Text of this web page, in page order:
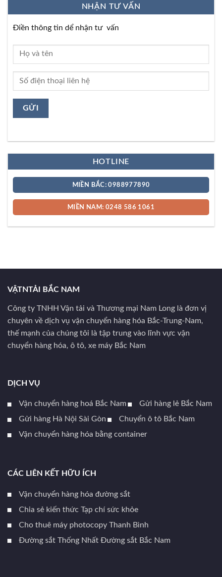
NHẬN TƯ VẤN
Điền thông tin dể nhận tư vấn
HOTLINE
MIỀN BẮC: 0988977890
MIỀN NAM: 0248 586 1061
VẬTNTẢI BẮC NAM
Công ty TNHH Vận tải và Thương mại Nam Long là đơn vị
chuyên về dịch vụ vận chuyển hàng hóa Bắc-Trung-Nam,
thế mạnh của chúng tôi là tập trung vào lĩnh vực vận
chuyển hàng hóa, ô tô, xe máy Bắc Nam
DỊCH VỤ
Vận chuyển hàng hoá Bắc Nam
Gửi hàng lẻ Bắc Nam
Gửi hàng Hà Nội Sài Gòn
Chuyển ô tô Bắc Nam
Vận chuyển hàng hóa bằng container
CÁC LIÊN KẾT HỮU ÍCH
Vận chuyển hàng hóa đường sắt
Chia sẻ kiến thức Tạp chí sức khỏe
Cho thuê máy photocopy Thanh Bình
Đường sắt Thống Nhất Đường sắt Bắc Nam